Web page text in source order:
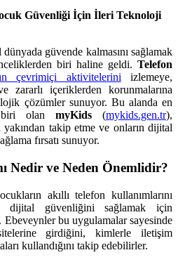
Güvenliği İçin İleri Teknoloji
güvende kalmasını sağlamak
biri haline geldi. Telefon
çevrimiçi aktivitelerini izlemeye,
zararlı içeriklerden korunmalarına
çözümler sunuyor. Bu alanda en
biri olan myKids (mykids.gen.tr),
yakından takip etme ve onların dijital
fırsatı sunuyor.
Nedir ve Neden Önemlidir?
akıllı telefon kullanımlarını
dijital güvenliğini sağlamak için
Ebeveynler bu uygulamalar sayesinde
girdiğini, kimlerle iletişim
kullandığını takip edebilirler.